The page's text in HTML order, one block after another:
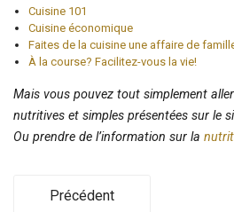
Cuisine 101
Cuisine économique
Faites de la cuisine une affaire de
À la course? Facilitez-vous la vie!
Mais vous pouvez tout simplement
nutritives et simples présentées sur le
Ou prendre de l’information sur la
Précédent